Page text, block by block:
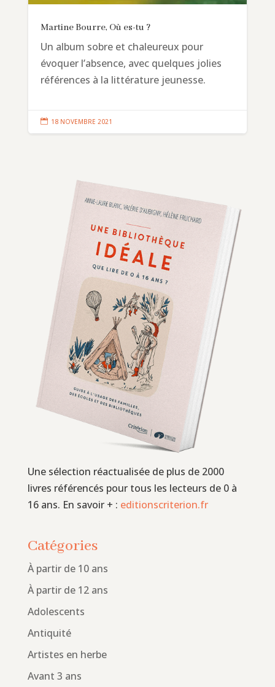
Martine Bourre, Où es-tu ?
Un album sobre et chaleureux pour
évoquer l’absence, avec quelques jolies
références à la littérature jeunesse.
 18 NOVEMBRE 2021
Une sélection réactualisée de plus de 2000
livres référencés pour tous les lecteurs de 0 à
16 ans. En savoir + : editionscriterion.fr
Catégories
À partir de 10 ans
À partir de 12 ans
Adolescents
Antiquité
Artistes en herbe
Avant 3 ans